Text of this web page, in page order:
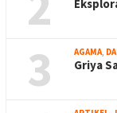
3 AGAMA,
Griya